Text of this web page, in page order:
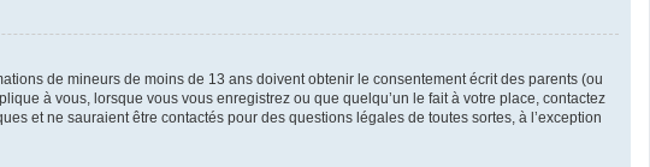
de mineurs de moins de 13 ans doivent obtenir le consentement écrit des parents (ou
à vous, lorsque vous vous enregistrez ou que quelqu’un le fait à votre place, contactez
et ne sauraient être contactés pour des questions légales de toutes sortes, à l’exception